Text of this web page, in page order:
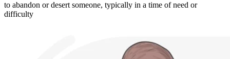
to abandon or desert someone, typically in a time of need or
difficulty